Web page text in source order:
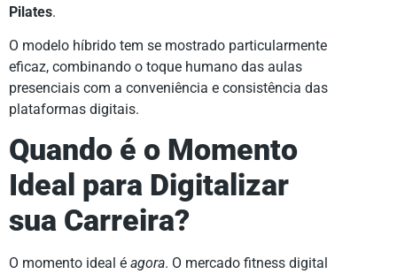
Pilates.
O modelo híbrido tem se mostrado particularmente
eficaz, combinando o toque humano das aulas
presenciais com a conveniência e consistência das
plataformas digitais.
Quando é o Momento
Ideal para Digitalizar
sua Carreira?
O momento ideal é agora. O mercado fitness digital